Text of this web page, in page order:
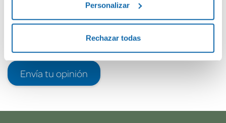
Personalizar
Rechazar todas
Envía tu opinión